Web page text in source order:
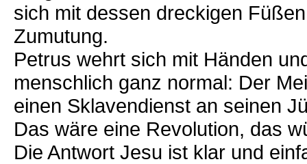
sich mit dessen dreckigen
Zumutung.
Petrus wehrt sich mit Händen
menschlich ganz normal: Der
einen Sklavendienst an seinen
Das wäre eine Revolution, das
Die Antwort Jesu ist klar und